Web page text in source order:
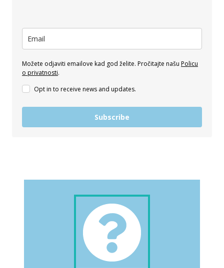
Možete odjaviti emailove kad god želite. Pročitajte našu Policu
o privatnosti.
Opt in to receive news and updates.
Subscribe